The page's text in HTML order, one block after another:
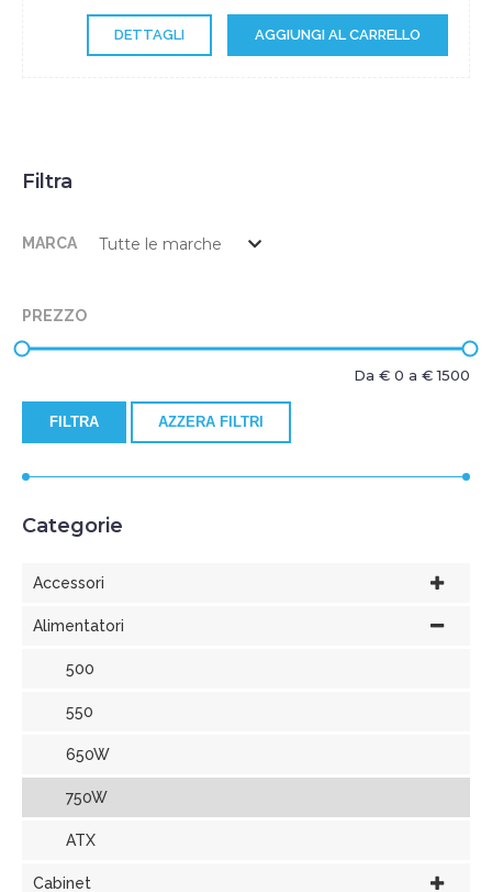
DETTAGLI AGGIUNGI AL CARRELLO
Filtra
MARCA
PREZZO
Da € 0 a €1500
FILTRA AZZERA FILTRI
Categorie
Accessori
Alimentatori
500
550
650W
750W
ATX
Cabinet